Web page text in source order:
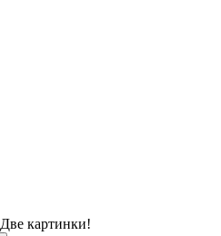
Две картинки!